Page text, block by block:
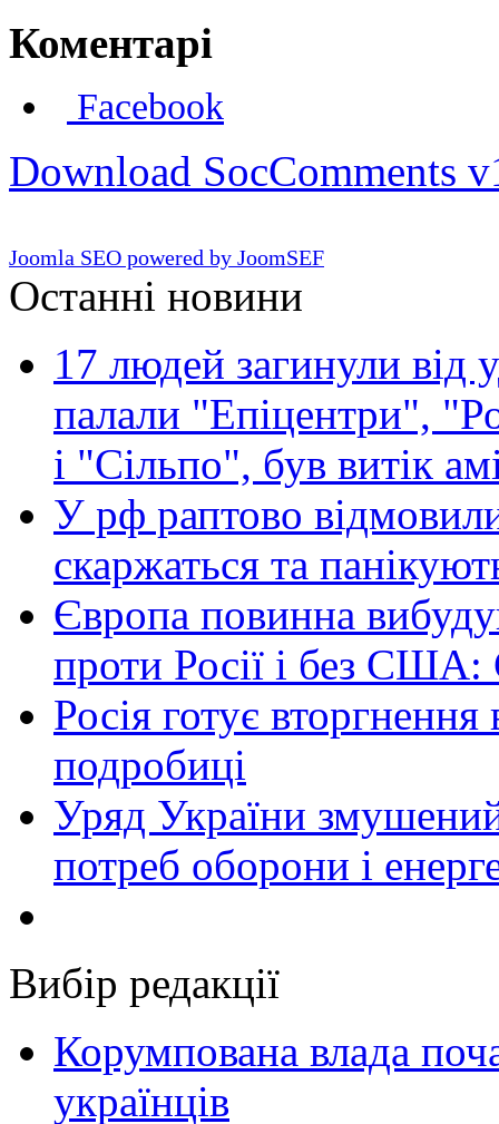
Коментарі
Facebook
Download SocComments
Joomla SEO powered by JoomSEF
Останні новини
17 людей загинули від
палали "Епіцентри",
і "Сільпо", був витік
У рф раптово
скаржаться та
Європа повинна
проти Росії і без США:
Росія готує вторгнення
подробиці
Уряд України
потреб оборони і
Вибір редакції
Корумпована влада
українців